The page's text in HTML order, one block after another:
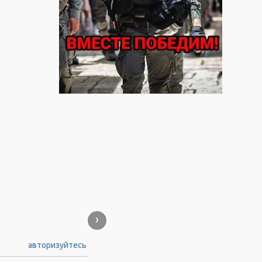
›
авторизуйтесь